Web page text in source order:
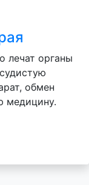
лечат органы
обмен
медицину.